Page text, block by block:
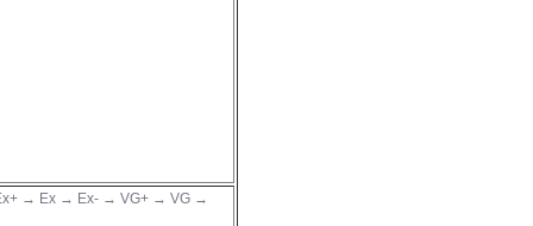
→ Ex → Ex- → VG+ → VG →